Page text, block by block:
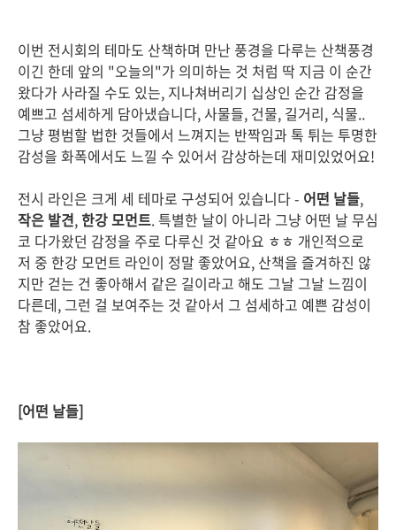
이번 전시회의 테마도 산책하며 만난 풍경을 다루는 산책풍경
이긴 한데 앞의 "오늘의"가 의미하는 것 처럼 딱 지금 이 순간
왔다가 사라질 수도 있는, 지나쳐버리기 십상인 순간 감정을
예쁘고 섬세하게 담아냈습니다, 사물들, 건물, 길거리, 식물..
그냥 평범할 법한 것들에서 느껴지는 반짝임과 톡 튀는 투명한
감성을 화폭에서도 느낄 수 있어서 감상하는데 재미있었어요!
전시 라인은 크게 세 테마로 구성되어 있습니다 - 어떤 날들,
작은 발견, 한강 모먼트. 특별한 날이 아니라 그냥 어떤 날 무심
코 다가왔던 감정을 주로 다루신 것 같아요 ㅎㅎ 개인적으로
저 중 한강 모먼트 라인이 정말 좋았어요, 산책을 즐겨하진 않
지만 걷는 건 좋아해서 같은 길이라고 해도 그날 그날 느낌이
다른데, 그런 걸 보여주는 것 같아서 그 섬세하고 예쁜 감성이
참 좋았어요.
[어떤 날들]